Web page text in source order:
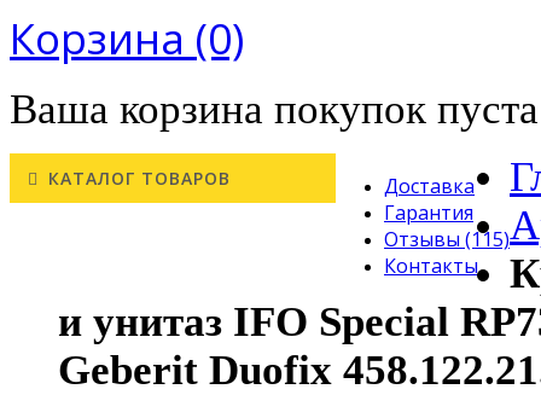
Корзина (0)
Ваша корзина покупок
КАТАЛОГ ТОВАРОВ
Доставка
Гарантия
Отзывы (115)
Контакты
и унитаз IFO Special
Geberit Duofix